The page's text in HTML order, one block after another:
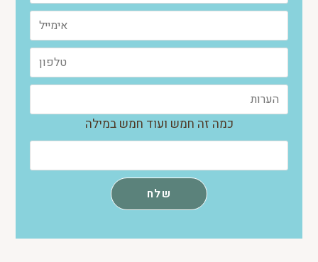
כמה זה חמש ועוד חמש במילה